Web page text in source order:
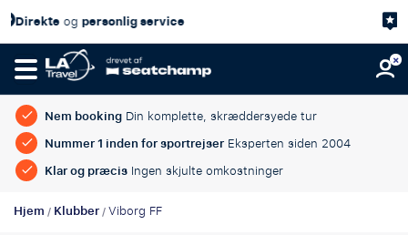
service
Nem bookingDin komplette, skræddersyede tur
Nummer 1 inden for sportrejserEksperten siden 2004
Klar og præcisIngen skjulte omkostninger
Hjem/Klubber/Viborg FF